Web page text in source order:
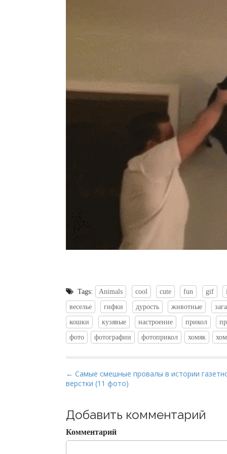
Tags: Animals cool cute fun gif
веселье
гифки дурость животные
кошки
кузявые настроение прикол
фото
фотографии фотоприкол хомяк
P
o
t
n
a
← Самые смешные провалы в истории
верстки (11 фото)
Добавить комментарий
Комментарий